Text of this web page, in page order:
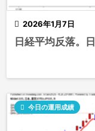
 2026年1月7日
日経平均反落。
 今日の運用成績